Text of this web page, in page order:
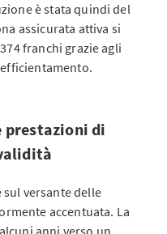
è stata quindi del
assicurata attiva si
franchi grazie agli
prestazioni di
sul versante delle
accentuata. La
anni verso un